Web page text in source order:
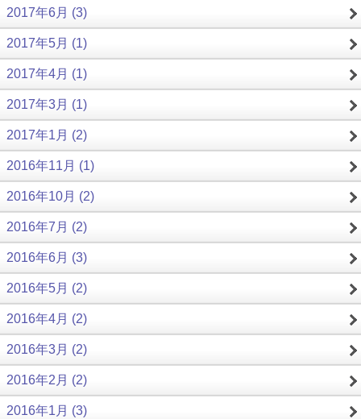
2017年6月 (3)
2017年5月 (1)
2017年4月 (1)
2017年3月 (1)
2017年1月 (2)
2016年11月 (1)
2016年10月 (2)
2016年7月 (2)
2016年6月 (3)
2016年5月 (2)
2016年4月 (2)
2016年3月 (2)
2016年2月 (2)
2016年1月 (3)